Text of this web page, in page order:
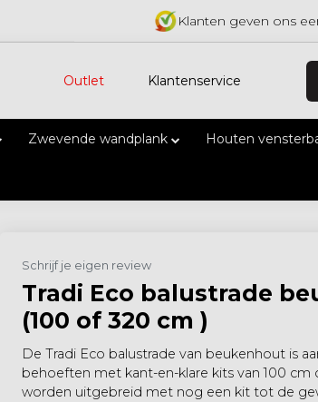
Klanten geven ons
Outlet Klantenservice
Zwevende wandplank Houten
Schrijf je eigen review
Tradi Eco balustrade
(100 of 320 cm )
De Tradi Eco balustrade van beukenhout is
behoeften met kant-en-klare kits van 100 cm
worden uitgebreid met nog een kit tot de